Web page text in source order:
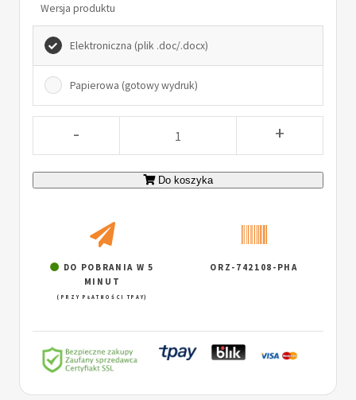
Wersja produktu
Elektroniczna (plik .doc/.docx)
Papierowa (gotowy wydruk)
- +
Do koszyka
DO POBRANIA W 5
MINUT
(PRZY PŁATNOŚCI TPAY)
ORZ-742108-PHA